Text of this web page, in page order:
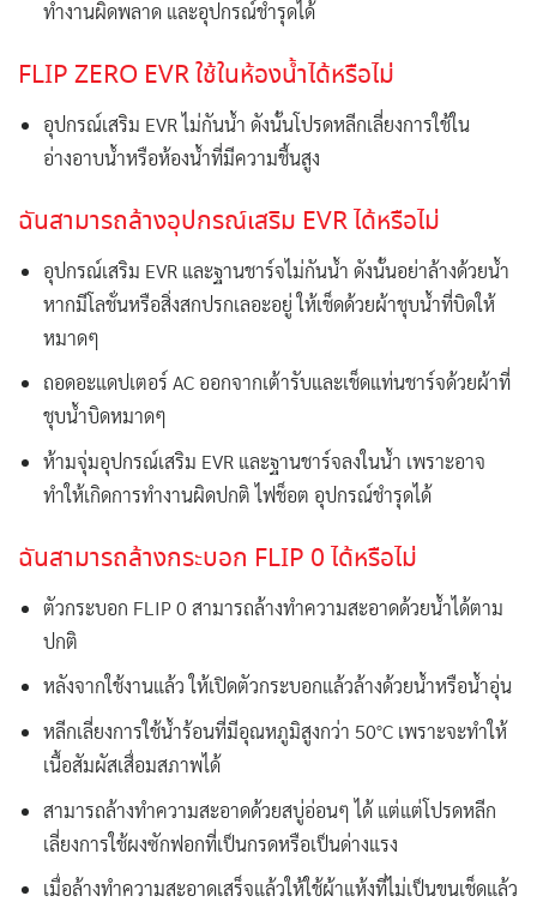
ทำงานผิดพลาด และอุปกรณ์ชำรุดได้
FLIP ZERO EVR ใช้ในห้องน้ำได้หรือไม่
อุปกรณ์เสริม EVR ไม่กันน้ำ ดังนั้นโปรดหลีกเลี่ยงการใช้ใน
อ่างอาบน้ำหรือห้องน้ำที่มีความชื้นสูง
ฉันสามารถล้างอุปกรณ์เสริม EVR ได้หรือไม่
อุปกรณ์เสริม EVR และฐานชาร์จไม่กันน้ำ ดังนั้นอย่าล้างด้วยน้ำ
หากมีโลชั่นหรือสิ่งสกปรกเลอะอยู่ ให้เช็ดด้วยผ้าชุบน้ำที่บิดให้
หมาดๆ
ถอดอะแดปเตอร์ AC ออกจากเต้ารับและเช็ดแท่นชาร์จด้วยผ้าที่
ชุบน้ำบิดหมาดๆ
ห้ามจุ่มอุปกรณ์เสริม EVR และฐานชาร์จลงในน้ำ เพราะอาจ
ทำให้เกิดการทำงานผิดปกติ ไฟช็อต อุปกรณ์ชำรุดได้
ฉันสามารถล้างกระบอก FLIP 0 ได้หรือไม่
ตัวกระบอก FLIP 0 สามารถล้างทำความสะอาดด้วยน้ำได้ตาม
ปกติ
หลังจากใช้งานแล้ว ให้เปิดตัวกระบอกแล้วล้างด้วยน้ำหรือน้ำอุ่น
หลีกเลี่ยงการใช้น้ำร้อนที่มีอุณหภูมิสูงกว่า 50°C เพราะจะทำให้
เนื้อสัมผัสเสื่อมสภาพได้
สามารถล้างทำความสะอาดด้วยสบู่อ่อนๆ ได้ แต่แต่โปรดหลีก
เลี่ยงการใช้ผงซักฟอกที่เป็นกรดหรือเป็นด่างแรง
เมื่อล้างทำความสะอาดเสร็จแล้วให้ใช้ผ้าแห้งที่ไม่เป็นขนเช็ดแล้ว